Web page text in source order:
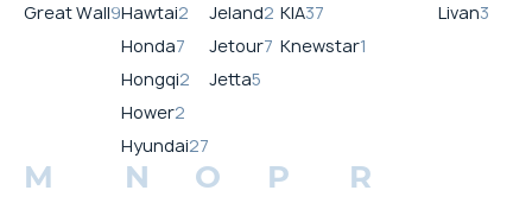
Great Wall9Hawtai2
Honda7
Hongqi2
Hower2
Hyundai27
Jeland2
Jetour7
Jetta5
KIA37
Knewstar1
Livan3
M N O P R